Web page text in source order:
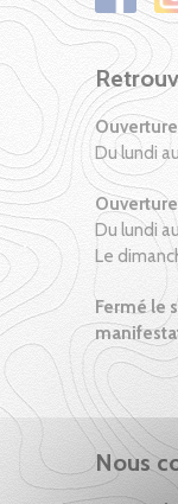
Du lundi
Du lundi
Le
Fermé le
Nous